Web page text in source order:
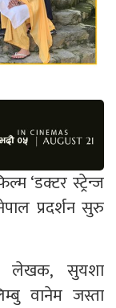
‘डक्टर स्ट्रेन्ज
प्रदर्शन सुरु
लेखक, सुयशा
वानेम जस्ता